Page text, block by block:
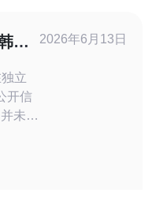
器所
距
国
立
开信
未在
2026年6月13日